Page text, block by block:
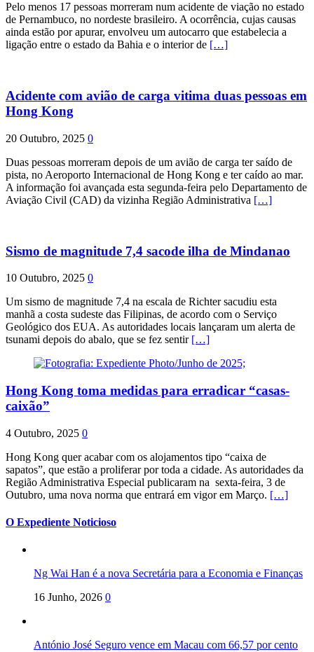
Pelo menos 17 pessoas morreram num acidente de viação no estado
de Pernambuco, no nordeste brasileiro. A ocorrência, cujas causas
ainda estão por apurar, envolveu um autocarro que estabelecia a
ligação entre o estado da Bahia e o interior de […]
Acidente com avião de carga vitima duas pessoas em
Hong Kong
20 Outubro, 2025 0
Duas pessoas morreram depois de um avião de carga ter saído de
pista, no Aeroporto Internacional de Hong Kong e ter caído ao mar.
A informação foi avançada esta segunda-feira pelo Departamento de
Aviação Civil (CAD) da vizinha Região Administrativa […]
Sismo de magnitude 7,4 sacode ilha de Mindanao
10 Outubro, 2025 0
Um sismo de magnitude 7,4 na escala de Richter sacudiu esta
manhã a costa sudeste das Filipinas, de acordo com o Serviço
Geológico dos EUA. As autoridades locais lançaram um alerta de
tsunami depois do abalo, que se fez sentir […]
Hong Kong toma medidas para erradicar “casas-
caixão”
4 Outubro, 2025 0
Hong Kong quer acabar com os alojamentos tipo “caixa de
sapatos”, que estão a proliferar por toda a cidade. As autoridades da
Região Administrativa Especial publicaram na sexta-feira, 3 de
Outubro, uma nova norma que entrará em vigor em Março. […]
O Expediente Noticioso
Ng Wai Han é a nova Secretária para a Economia e Finanças
16 Junho, 2026 0
António José Seguro vence em Macau com 66,57 por cento